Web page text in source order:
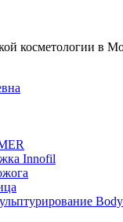
косметологии в
Innofil